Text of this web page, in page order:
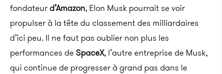
fondateurd’Amazon, Elon Musk pourrait se voir
propulser à la tête du classement des milliardaires
d’ici peu. Il ne faut pas oublier non plus les
performances de SpaceX, l’autre entreprise de Musk,
qui continue de progresser à grand pas dans le